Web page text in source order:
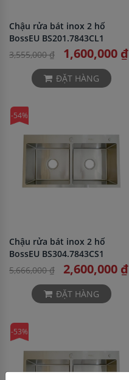
Chậu rửa bát inox 2 hố
BossEU BS201.7843CL1
3,555,000 ₫
1,600,000 ₫
ĐẶT HÀNG
-54%
Chậu rửa bát inox 2 hố
BossEU BS304.7843CS1
5,666,000 ₫
2,600,000 ₫
ĐẶT HÀNG
-53%